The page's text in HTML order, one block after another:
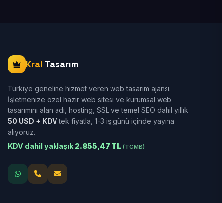
Kral Tasarım
Türkiye geneline hizmet veren web tasarım ajansı.
İşletmenize özel hazır web sitesi ve kurumsal web
tasarımını alan adı, hosting, SSL ve temel SEO dahil yıllık
50 USD + KDVtek fiyatla, 1-3 iş günü içinde yayına
alıyoruz.
KDV dahil yaklaşık 2.855,47 TL (TCMB)